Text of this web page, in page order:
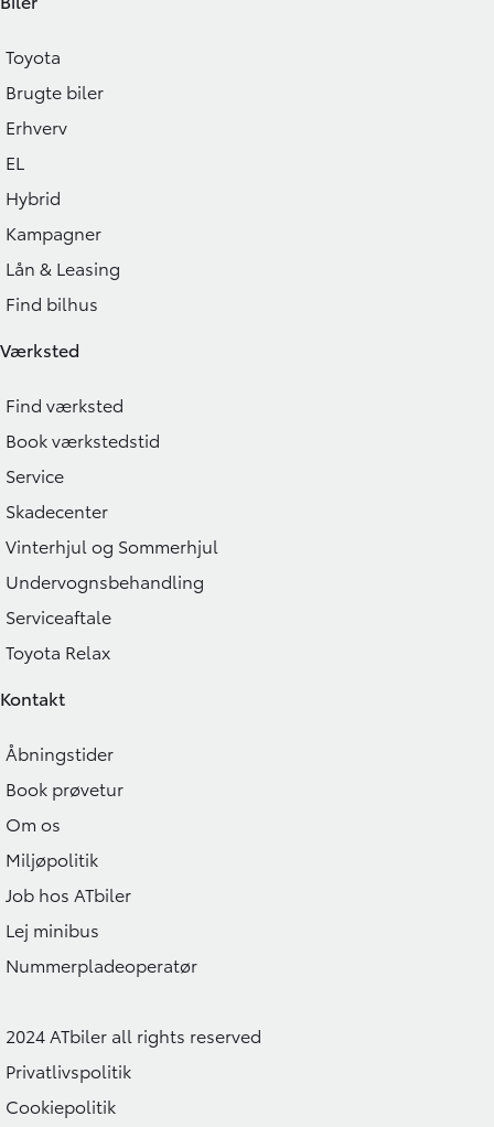
Toyota
Brugte biler
Erhverv
EL
Hybrid
Kampagner
Lån & Leasing
Find bilhus
Værksted
Find værksted
Book værkstedstid
Service
Skadecenter
Vinterhjul og Sommerhjul
Undervognsbehandling
Serviceaftale
Toyota Relax
Kontakt
Åbningstider
Book prøvetur
Om os
Miljøpolitik
Job hos ATbiler
Lej minibus
Nummerpladeoperatør
2024 ATbiler all rights reserved
Privatlivspolitik
Cookiepolitik